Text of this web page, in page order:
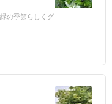
の季節らしくグ